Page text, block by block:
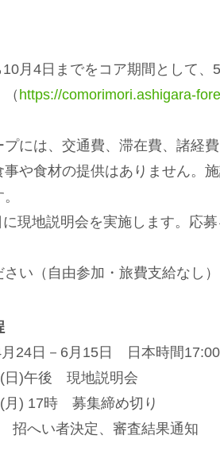
月4日までをコア期間として、
https://comorimori.ashigara-
には、交通費、滞在費、諸経費
や食材の提供はありません。
す。
に現地説明会を実施します。応
（自由参加・旅費支給なし）
月 24 日－ 6月 15 日 日本時間17:00
日)午後 現地説明会
(月 ) 17時 募集締め切り
招へい者決定、審査結果通知